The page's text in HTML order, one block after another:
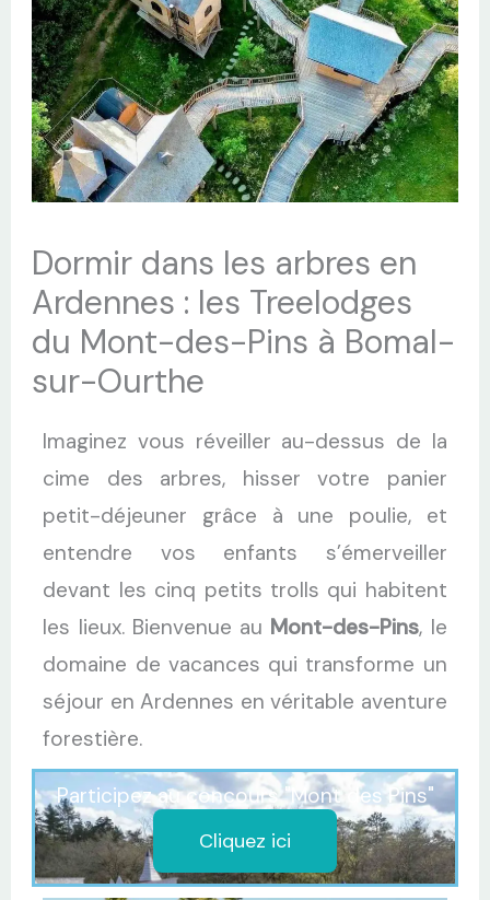
Dormir dans les arbres en
Ardennes : les Treelodges
du Mont-des-Pins à Bomal-
sur-Ourthe
Imaginez vous réveiller au-dessus de la
cime des arbres, hisser votre panier
petit-déjeuner grâce à une poulie, et
entendre vos enfants s’émerveiller
devant les cinq petits trolls qui habitent
les lieux. Bienvenue au Mont-des-Pins, le
domaine de vacances qui transforme un
séjour en Ardennes en véritable aventure
forestière.
Participez au concours "Mont des Pins"
Cliquez ici